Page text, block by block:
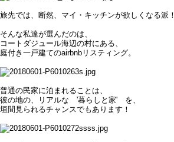
旅先では、断然、マイ・キッチンが欲しくなる派！
そんな私達が選んだのは、
コートダジュール海辺の村にある、
庭付き一戸建てのairbnbリスティング。
普通の民家に泊まれることは、
彼の地の、リアルな '暮らしと家' を、
垣間見られるチャンスでもあります！